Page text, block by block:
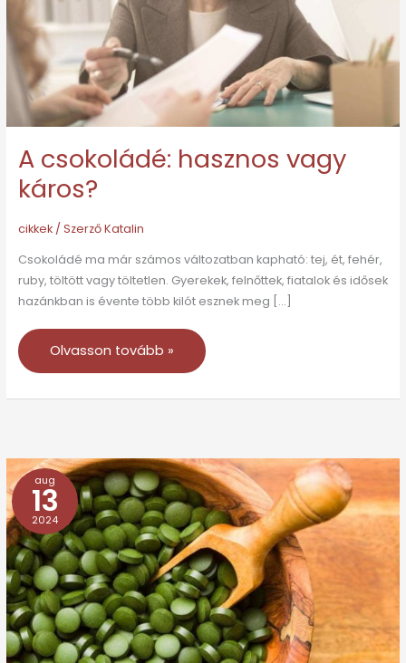
A csokoládé: hasznos vagy
káros?
cikkek/ SzerzőKatalin
Csokoládé ma már számos változatban kapható: tej, ét, fehér,
ruby, töltött vagy töltetlen. Gyerekek, felnőttek, fiatalok és idősek
hazánkban is évente több kilót esznek meg […]
Olvasson tovább »
aug
13
2024
Amikor
káros
a
sok
folyadék